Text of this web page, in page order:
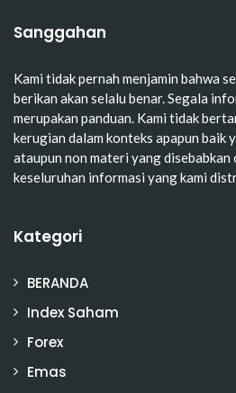
Sanggahan
Kami tidak pernah menjamin bahwa
berikan akan selalu benar. Segala
merupakan panduan. Kami tidak
kerugian dalam konteks apapun baik
ataupun non materi yang disebabkan
keseluruhan informasi yang kami
Kategori
BERANDA
Index Saham
Forex
Emas